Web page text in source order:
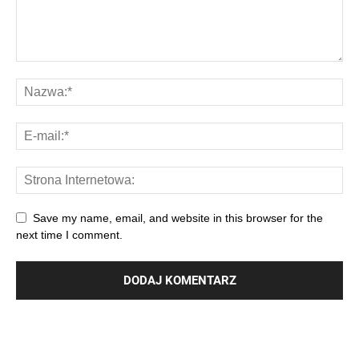
Save my name, email, and website in this browser for the
next time I comment.